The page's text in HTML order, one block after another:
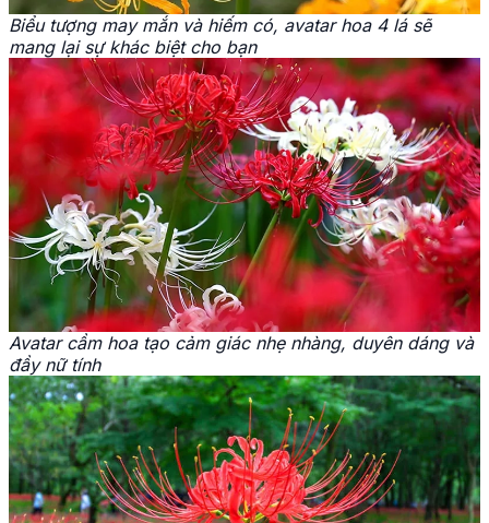
Biểu tượng may mắn và hiếm có, avatar hoa 4 lá sẽ
mang lại sự khác biệt cho bạn
Avatar cầm hoa tạo cảm giác nhẹ nhàng, duyên dáng và
đầy nữ tính